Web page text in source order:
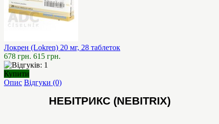
Локрен (Lokren) 20 мг, 28 таблеток
678 грн. 615 грн.
Купити
Опис Відгуки (0)
НЕБІТРИКС (NEBITRIX)